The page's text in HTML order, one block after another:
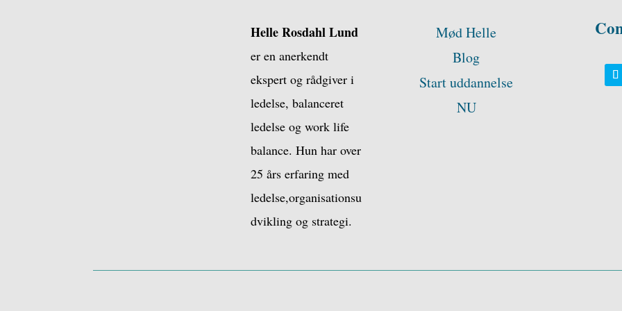
Helle Rosdahl Lund
er en anerkendt
ekspert og rådgiver i
ledelse, balanceret
ledelse og work life
balance. Hun har over
25 års erfaring med
ledelse,organisationsu
dvikling og strategi.
Mød Helle
Blog
Start uddannelse
NU